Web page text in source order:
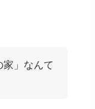
家」なんて